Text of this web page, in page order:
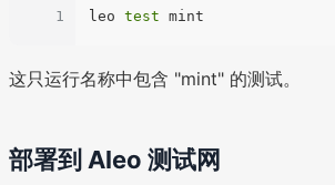
1 leo test
这只运行名称中包含 "mint" 的测试。
部署到 Aleo 测试网